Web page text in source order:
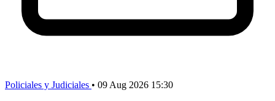
Policiales y Judiciales • 09 Aug 2026 15:30